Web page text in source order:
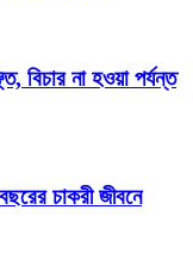
বিচার না হওয়া পর্যন্ত
চাকরী জীবনে